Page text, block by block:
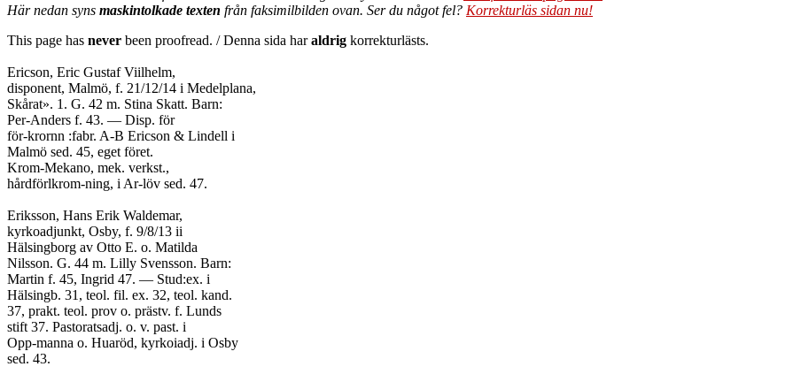
Här nedan syns maskintolkade texten från faksimilbilden ovan. Ser du något fel? Korrekturläs sidan nu!
This page has never been proofread. / Denna sida haraldrig korrekturlästs.
Ericson, Eric Gustaf Viilhelm,
disponent, Malmö, f. 21/12/14 i Medelplana,
Skårat». 1. G. 42 m. Stina Skatt. Barn:
Per-Anders f. 43. — Disp. för
för-krornn :fabr. A-B Ericson & Lindell i
Malmö sed. 45, eget föret.
Krom-Mekano, mek. verkst.,
hårdförlkrom-ning, i Ar-löv sed. 47.
Eriksson, Hans Erik Waldemar,
kyrkoadjunkt, Osby, f. 9/8/13 ii
Hälsingborg av Otto E. o. Matilda
Nilsson. G. 44 m. Lilly Svensson. Barn:
Martin f. 45, Ingrid 47. — Stud:ex. i
Hälsingb. 31, teol. fil. ex. 32, teol. kand.
37, prakt. teol. prov o. prästv. f. Lunds
stift 37. Pastoratsadj. o. v. past. i
Opp-manna o. Huaröd, kyrkoiadj. i Osby
sed. 43.